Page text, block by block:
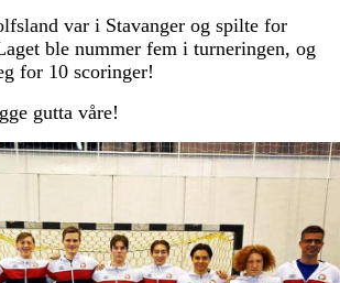
var i Stavanger og spilte for
ble nummer fem i turneringen, og
for 10 scoringer!
gutta våre!